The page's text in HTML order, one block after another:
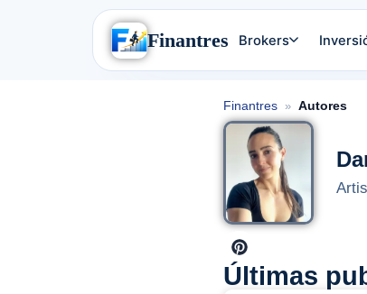
Finantres Brokers
Finantres » Autores
Últimas